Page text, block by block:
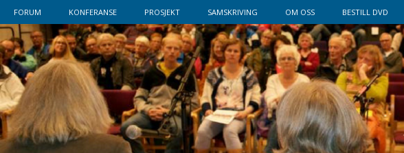
FORUM KONFERANSE PROSJEKT SAMSKRIVING OM OSS BESTILL DVD